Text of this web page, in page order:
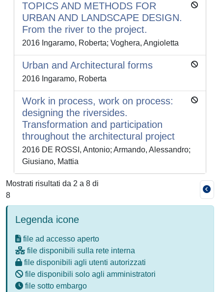
TOPICS AND METHODS FOR
URBAN AND LANDSCAPE DESIGN.
From the river to the project.
2016 Ingaramo, Roberta; Voghera, Angioletta
Urban and Architectural forms
2016 Ingaramo, Roberta
Work in process, work on process:
designing the riversides.
Transformation and participation
throughout the architectural project
2016 DE ROSSI, Antonio; Armando, Alessandro;
Giusiano, Mattia
Mostrati risultati da 2 a 8 di
8
Legenda icone
file ad accesso aperto
file disponibili sulla rete interna
file disponibili agli utenti autorizzati
file disponibili solo agli amministratori
file sotto embargo